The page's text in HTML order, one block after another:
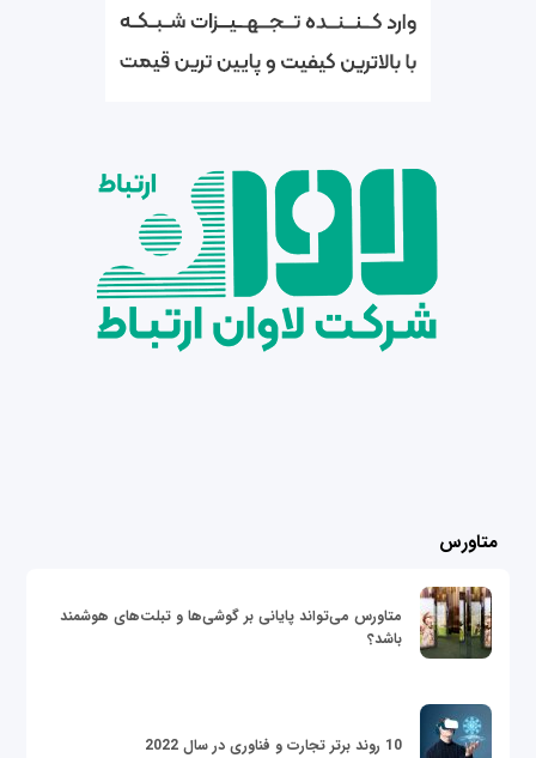
متاورس
متاورس می‌تواند پایانی بر گوشی‌ها و تبلت‌های هوشمند
باشد؟
10 روند برتر تجارت و فناوری در سال 2022